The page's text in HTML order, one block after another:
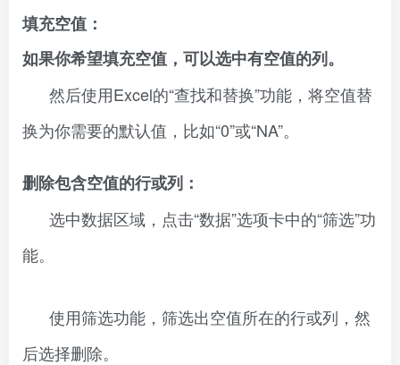
填充空值：
如果你希望填充空值，可以选中有空值的列。
然后使用Excel的“查找和替换”功能，将空值替
换为你需要的默认值，比如“0”或“NA”。
删除包含空值的行或列：
选中数据区域，点击“数据”选项卡中的“筛选”功
能。
使用筛选功能，筛选出空值所在的行或列，然
后选择删除。